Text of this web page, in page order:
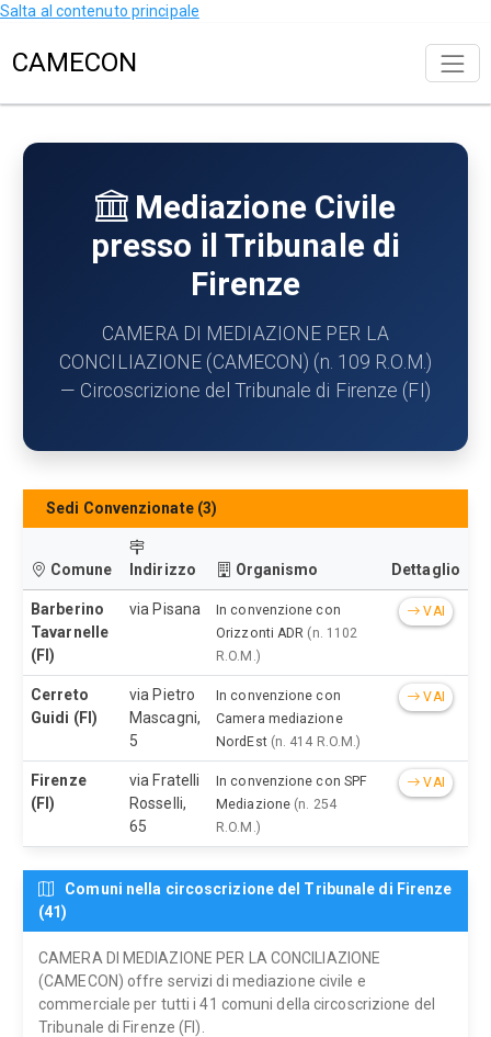
Salta al contenuto principale
CAMECON
Mediazione Civile
presso il Tribunale di
Firenze
CAMERA DI MEDIAZIONE PER LA
CONCILIAZIONE (CAMECON) (n. 109 R.O.M.)
— Circoscrizione del Tribunale di Firenze (FI)
Sedi Convenzionate (3)
Comune Indirizzo Organismo Dettaglio
Barberino
Tavarnelle
(FI)
via Pisana
In convenzione con
Orizzonti ADR (n. 1102
R.O.M.)
VAI
Cerreto
Guidi (FI)
via Pietro
Mascagni,
5
In convenzione con
Camera mediazione
NordEst (n. 414 R.O.M.)
VAI
Firenze
(FI)
via Fratelli
Rosselli,
65
In convenzione con SPF
Mediazione (n. 254
R.O.M.)
VAI
Comuni nella circoscrizione del Tribunale di Firenze
(41)
CAMERA DI MEDIAZIONE PER LA CONCILIAZIONE
(CAMECON) offre servizi di mediazione civile e
commerciale per tutti i 41 comuni della circoscrizione del
Tribunale di Firenze (FI).